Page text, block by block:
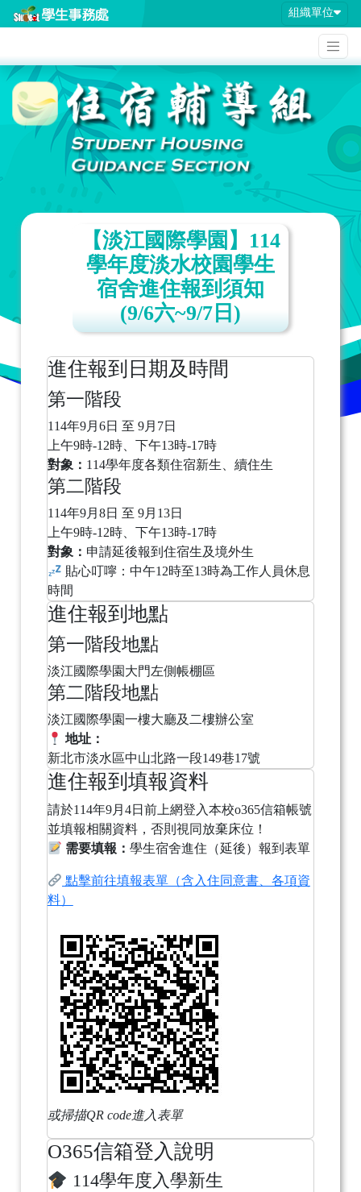
組織單位
【淡江國際學園】114
學年度淡水校園學生
宿舍進住報到須知
(9/6六~9/7日)
進住報到日期及時間
第一階段
114年9月6日 至 9月7日
上午9時-12時、下午13時-17時
對象： 114學年度各類住宿新生、續住生
第二階段
114年9月8日 至 9月13日
上午9時-12時、下午13時-17時
對象： 申請延後報到住宿生及境外生
貼心叮嚀：中午12時至13時為工作人員休息
時間
進住報到地點
第一階段地點
淡江國際學園大門左側帳棚區
第二階段地點
淡江國際學園一樓大廳及二樓辦公室
地址：
新北市淡水區中山北路一段149巷17號
進住報到填報資料
請於114年9月4日前上網登入本校o365信箱帳號
並填報相關資料，否則視同放棄床位！
需要填報： 學生宿舍進住（延後）報到表單
點擊前往填報表單（含入住同意書、各項資
料）
或掃描QR code進入表單
O365信箱登入說明
114學年度入學新生